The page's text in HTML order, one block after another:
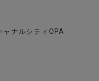
ナルシティOPA